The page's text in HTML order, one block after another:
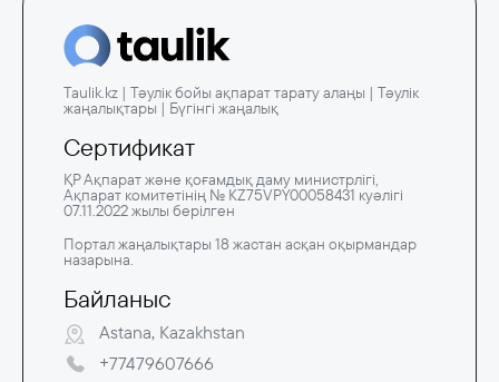
Taulik.kz | Тәулік бойы ақпарат тарату алаңы | Тәулік
жаңалықтары | Бүгінгі жаңалық
Сертификат
ҚР Ақпарат және қоғамдық даму министрлігі,
Ақпарат комитетінің № KZ75VPY00058431 куәлігі
07.11.2022 жылы берілген
Портал жаңалықтары 18 жастан асқан оқырмандар
назарына.
Байланыс
Astana, Kazakhstan
+77479607666